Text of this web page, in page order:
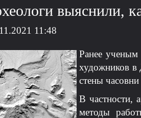
выяснили,
11:48
Ранее ученым
художников в
стены
В частности,
методы